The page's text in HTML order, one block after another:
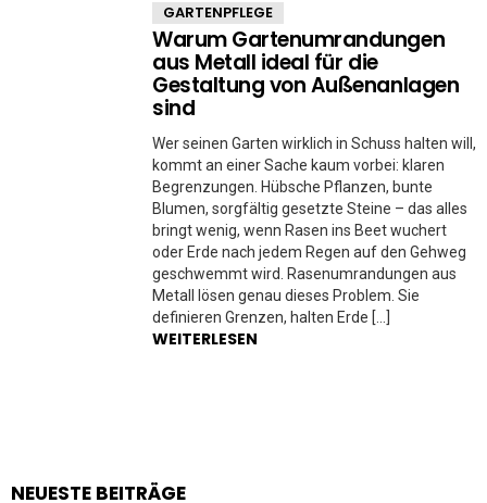
GARTENPFLEGE
Warum Gartenumrandungen
aus Metall ideal für die
Gestaltung von Außenanlagen
sind
Wer seinen Garten wirklich in Schuss halten will,
kommt an einer Sache kaum vorbei: klaren
Begrenzungen. Hübsche Pflanzen, bunte
Blumen, sorgfältig gesetzte Steine – das alles
bringt wenig, wenn Rasen ins Beet wuchert
oder Erde nach jedem Regen auf den Gehweg
geschwemmt wird. Rasenumrandungen aus
Metall lösen genau dieses Problem. Sie
definieren Grenzen, halten Erde […]
WEITERLESEN
NEUESTE BEITRÄGE